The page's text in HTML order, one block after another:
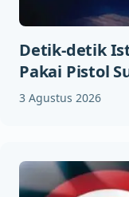
Detik-detik
Pakai Pistol
3 Agustus 2026